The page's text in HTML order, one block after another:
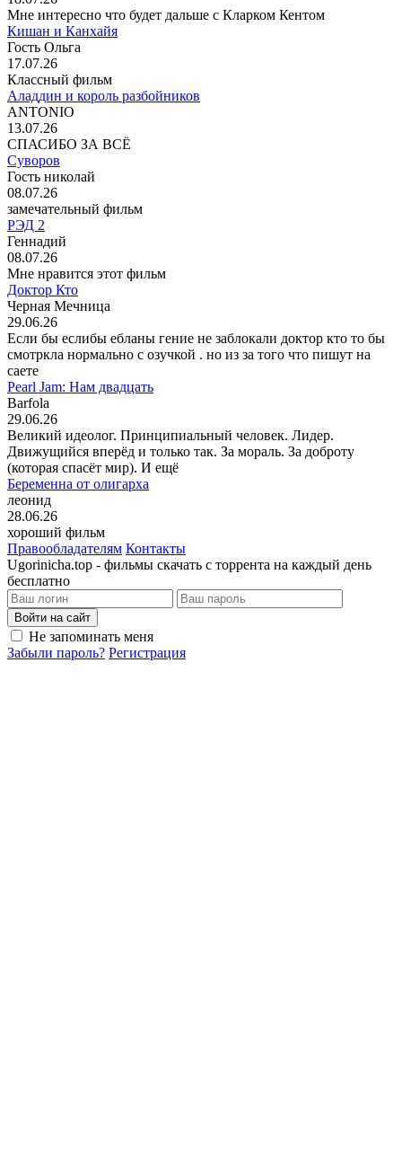
Мне интересно что будет дальше с Кларком Кентом
Кишан и Канхайя
Гость Ольга
17.07.26
Классный фильм
Аладдин и король разбойников
ANTONIO
13.07.26
СПАСИБО ЗА ВСЁ
Суворов
Гость николай
08.07.26
замечательный фильм
РЭД 2
Геннадий
08.07.26
Мне нравится этот фильм
Доктор Кто
Черная Мечница
29.06.26
Если бы еслибы ебланы гение не заблокали доктор кто то бы
смотркла нормально с озучкой . но из за того что пишут на
саете
Pearl Jam: Нам двадцать
Barfola
29.06.26
Великий идеолог. Принципиальный человек. Лидер.
Движущийся вперёд и только так. За мораль. За доброту
(которая спасёт мир). И ещё
Беременна от олигарха
леонид
28.06.26
хороший фильм
Правообладателям Контакты
Ugorinicha.top - фильмы скачать с торрента на каждый день
бесплатно
Войти на сайт
Не запоминать меня
Забыли пароль? Регистрация